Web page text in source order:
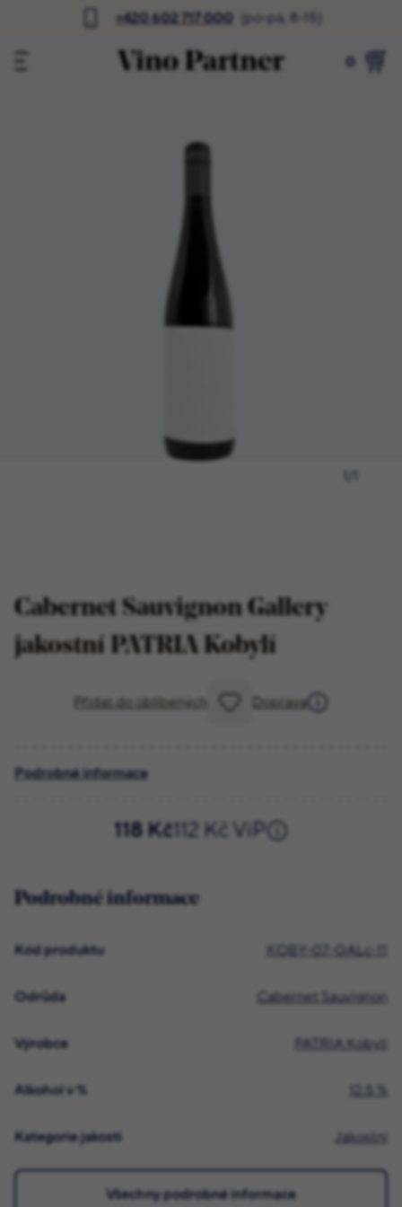
+420 602 717 000 (po-pá, 8-15)
0
Cabernet Sauvignon Gallery
jakostní PATRIA Kobylí
Přidat do oblíbených Doprava
Podrobné informace
118 Kč112 Kč ViP
Podrobné informace
Kód produktu KOBY-07-GALc-11
Odrůda Cabernet Sauvignon
Výrobce PATRIA Kobylí
Alkohol v % 12.5 %
Kategorie jakosti Jakostní
Všechny podrobné informace